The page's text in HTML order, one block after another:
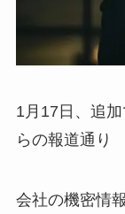
1月17日、追
らの報道通り
会社の機密情